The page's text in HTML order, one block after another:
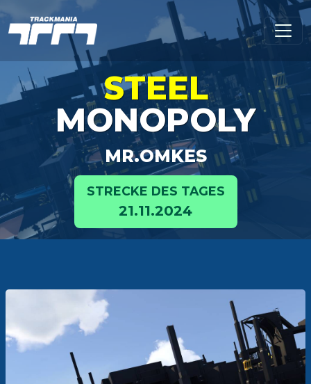
STEEL
MONOPOLY
MR.OMKES
STRECKE DES TAGES
21.11.2024